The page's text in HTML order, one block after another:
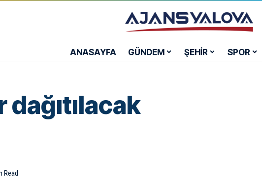
ANASAYFA GÜNDEM ŞEHİR SPOR
dağıtılacak
Read